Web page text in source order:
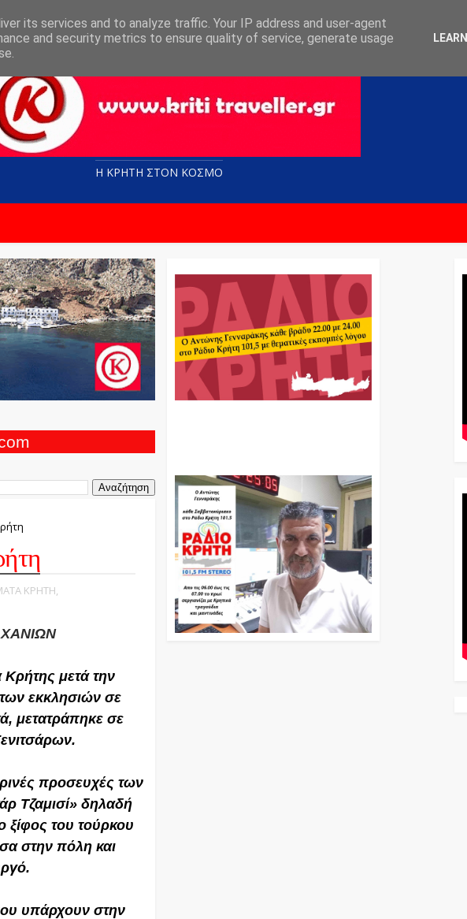
Η ΚΡΗΤΗ ΣΤΟN KOΣΜΟ
ΚΡΗΤΗ,
μετά την
εκκλησιών σε
μετατράπηκε σε
προσευχές των
Τζαμισί» δηλαδή
ξίφος του τούρκου
στην πόλη και
υπάρχουν στην
its services and to analyze traffic. Your IP address and user-agent
and security metrics to ensure quality of service, generate usage